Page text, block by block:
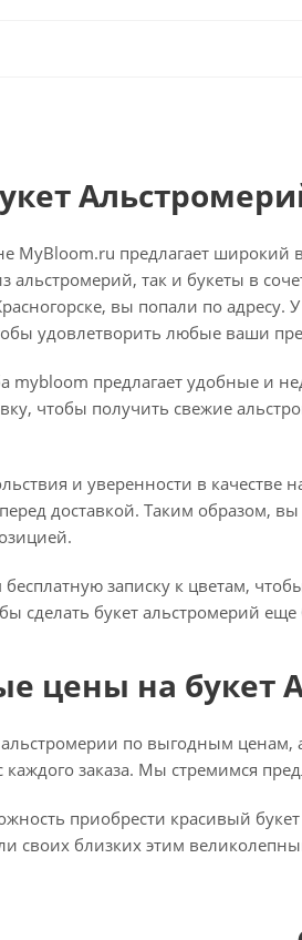
MyBloom.ru предлагает
альстромерий, так и букеты в
вы попали по
удовлетворить любые ваши
mybloom предлагает удобные и
чтобы получить свежие
и уверенности в
доставкой. Таким образом,
бесплатную записку к цветам,
сделать букет альстромерий
цены на букет
по выгодным ценам,
каждого заказа. Мы стремимся
приобрести красивый
своих близких этим